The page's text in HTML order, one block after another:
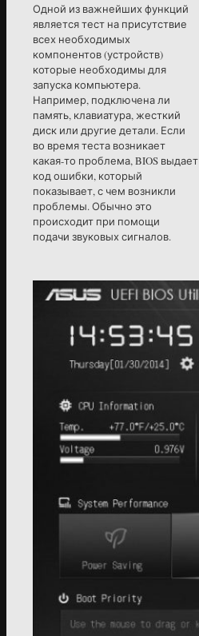
Одной из важнейших функций
является тест на присутствие
всех необходимых
компонентов (устройств)
которые необходимы для
запуска компьютера.
Например, подключена ли
память, клавиатура, жесткий
диск или другие детали. Если
во время теста возникает
какая-то проблема, BIOS выдает
код ошибки, который
показывает, с чем возникли
проблемы. Обычно это
происходит при помощи
подачи звуковых сигналов.